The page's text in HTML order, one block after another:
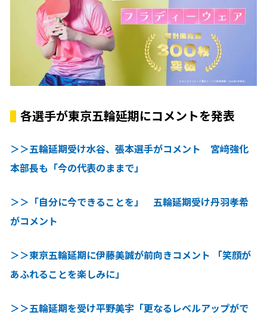
各選手が東京五輪延期にコメントを発表
＞＞五輪延期受け水谷、張本選手がコメント 宮﨑強化
本部長も「今の代表のままで」
＞＞「自分に今できることを」 五輪延期受け丹羽孝希
がコメント
＞＞東京五輪延期に伊藤美誠が前向きコメント 「笑顔が
あふれることを楽しみに」
＞＞五輪延期を受け平野美宇「更なるレベルアップがで